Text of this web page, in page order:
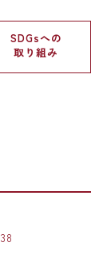
SDGsへの
取り組み